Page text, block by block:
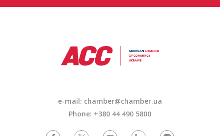
e-mail: chamber@chamber.ua
Phone: +380 44 490 5800